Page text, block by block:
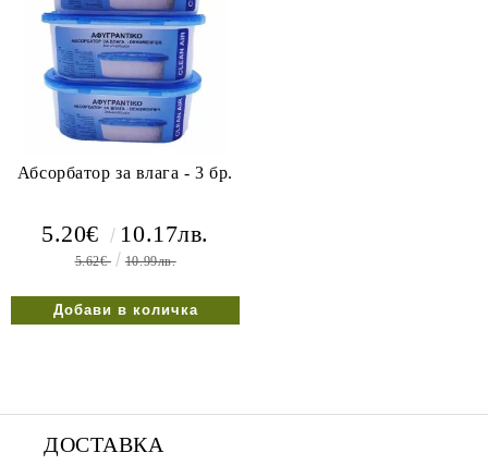
Абсорбатор за влага - 3 бр.
5.20€ 10.17лв.
5.62€ 10.99лв.
ДОСТАВКА